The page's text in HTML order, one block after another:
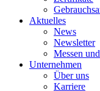
Aktuelles
News
Newsletter
Messen
Unternehmen
Über uns
Karriere